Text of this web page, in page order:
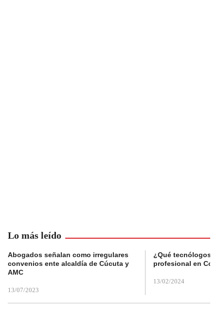
Lo más leído
Abogados señalan como irregulares
convenios ente alcaldía de Cúcuta y
AMC
13/07/2023
¿Qué tecnólogos
profesional en
13/02/2024